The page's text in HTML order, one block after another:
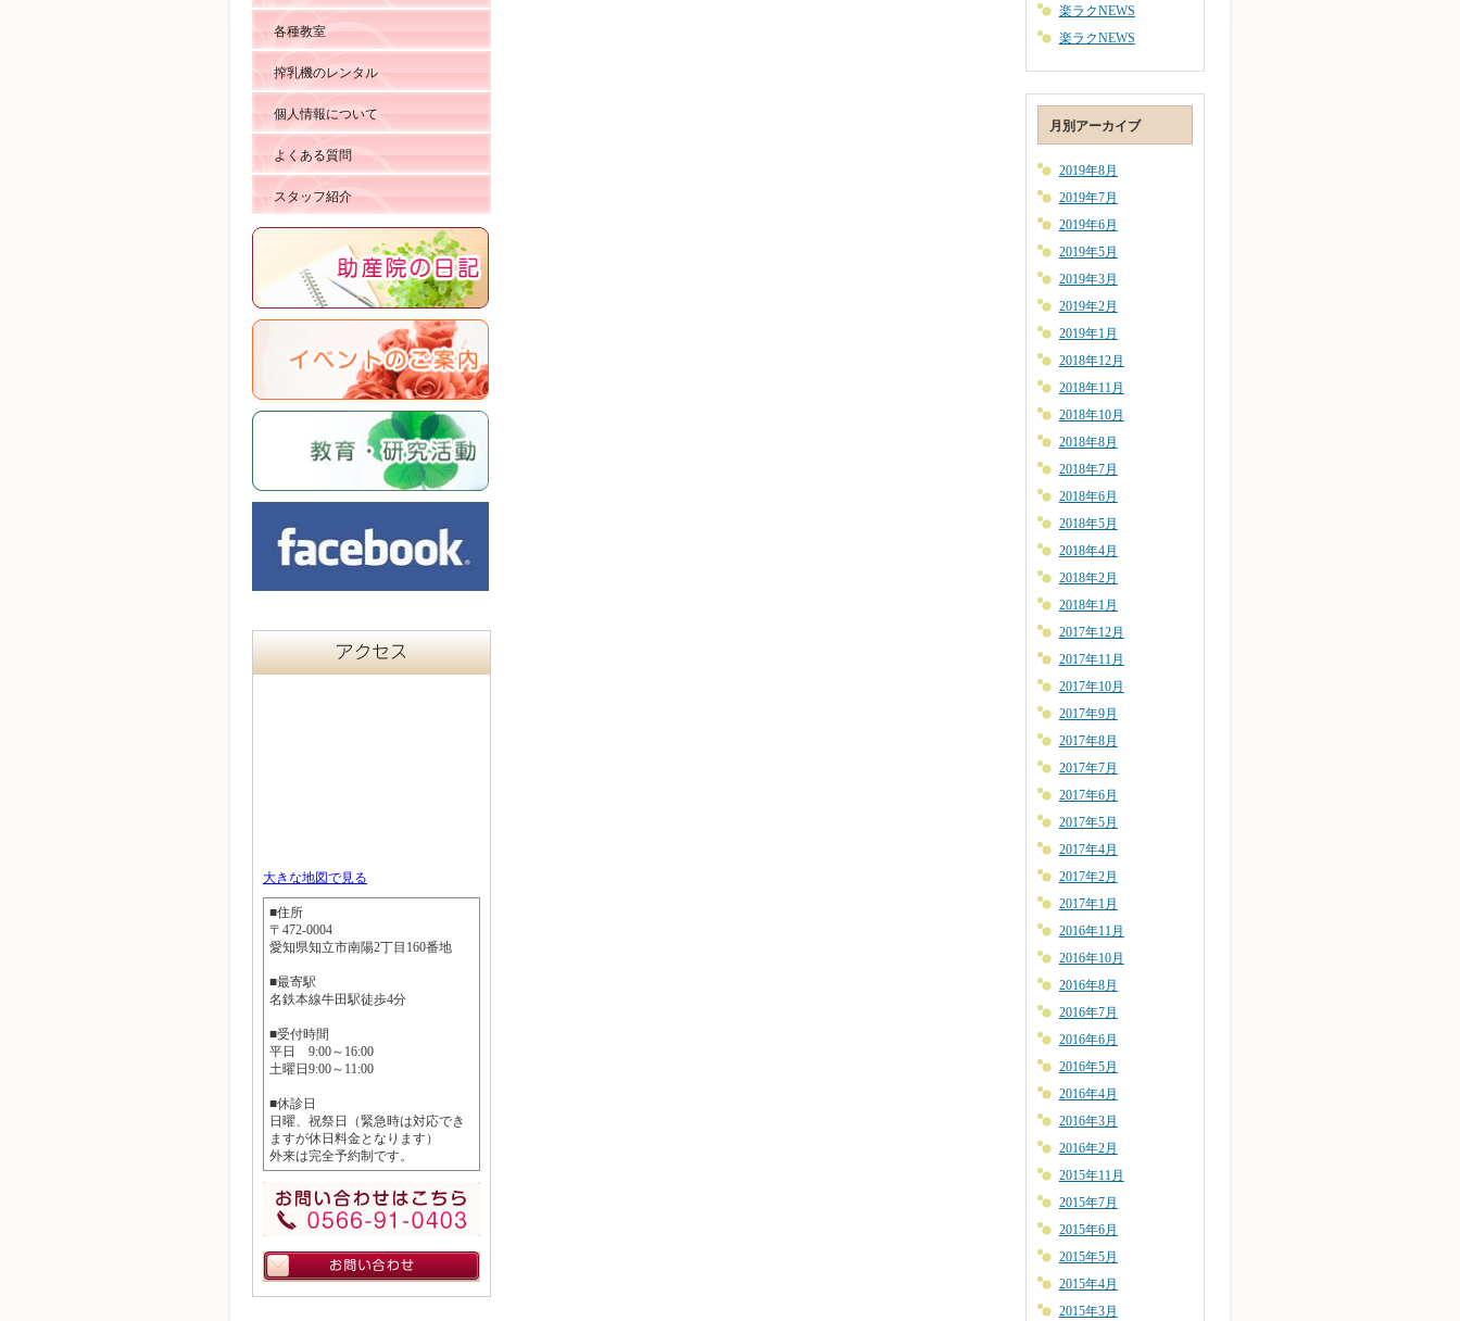
楽ラクNEWS
楽ラクNEWS
月別アーカイブ
2019年8月
2019年7月
2019年6月
2019年5月
2019年3月
2019年2月
2019年1月
2018年12月
2018年11月
2018年10月
2018年8月
2018年7月
2018年6月
2018年5月
2018年4月
2018年2月
2018年1月
2017年12月
2017年11月
2017年10月
2017年9月
2017年8月
2017年7月
2017年6月
2017年5月
2017年4月
2017年2月
2017年1月
2016年11月
2016年10月
2016年8月
2016年7月
2016年6月
2016年5月
2016年4月
2016年3月
2016年2月
2015年11月
2015年7月
2015年6月
2015年5月
2015年4月
2015年3月
各種教室
搾乳機のレンタル
個人情報について
よくある質問
スタッフ紹介
大きな地図で見る
■住所
〒472-0004
愛知県知立市南陽2丁目160番地
■最寄駅
名鉄本線牛田駅徒歩4分
■受付時間
平日 9:00～16:00
土曜日9:00～11:00
■休診日
日曜、祝祭日（緊急時は対応でき
ますが休日料金となります）
外来は完全予約制です。